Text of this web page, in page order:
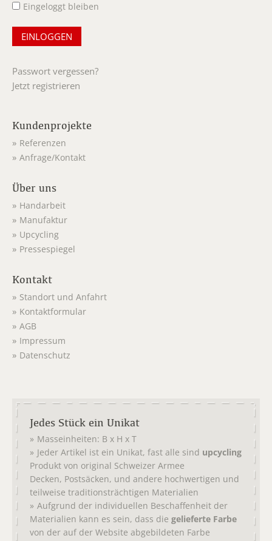
Eingeloggt bleiben
Passwort vergessen?
Jetzt registrieren
Kundenprojekte
Referenzen
Anfrage/Kontakt
Über uns
Handarbeit
Manufaktur
Upcycling
Pressespiegel
Kontakt
Standort und Anfahrt
Kontaktformular
AGB
Impressum
Datenschutz
Jedes Stück ein Unikat
Masseinheiten: B x H x T
Jeder Artikel ist ein Unikat, fast alle sind upcycling
Produkt von original Schweizer Armee
Decken, Postsäcken, und andere hochwertigen und
teilweise traditionsträchtigen Materialien
Aufgrund der individuellen Beschaffenheit der
Materialien kann es sein, dass die gelieferte Farbe
von der auf der Website abgebildeten Farbe